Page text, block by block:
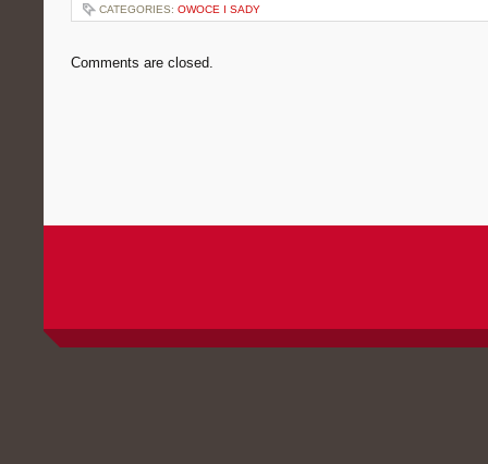
CATEGORIES: OWOCE I SADY
Comments are closed.